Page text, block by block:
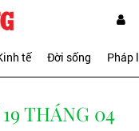
tế Đời sống Pháp
THÁNG 04